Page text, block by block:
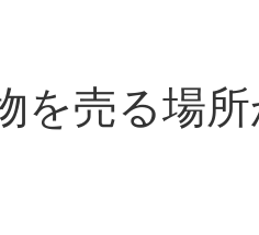
を売る場